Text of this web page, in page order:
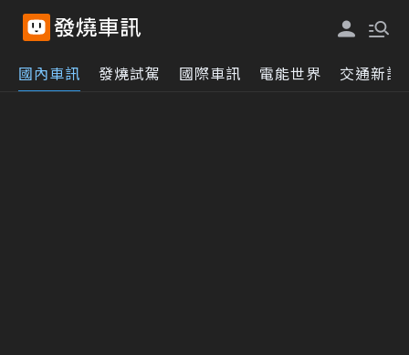
國內車訊 發燒試駕 國際車訊 電能世界 交通新訊